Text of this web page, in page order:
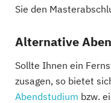
Sie den
Alternative
Sollte Ihnen ein
zusagen, so bietet
Abendstudium bzw.